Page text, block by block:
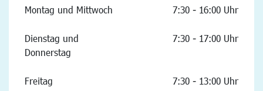
Montag und Mittwoch 7:30 - 16:00 Uhr
Dienstag und
Donnerstag
7:30 - 17:00 Uhr
Freitag 7:30 - 13:00 Uhr